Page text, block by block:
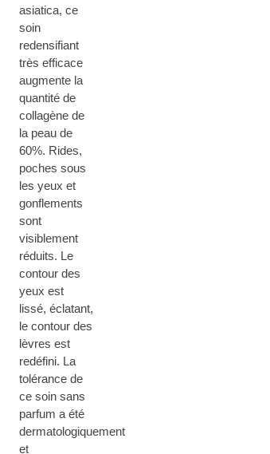
asiatica, ce
soin
redensifiant
très efficace
augmente la
quantité de
collagène de
la peau de
60%. Rides,
poches sous
les yeux et
gonflements
sont
visiblement
réduits. Le
contour des
yeux est
lissé, éclatant,
le contour des
lèvres est
redéfini. La
tolérance de
ce soin sans
parfum a été
dermatologiquement
et